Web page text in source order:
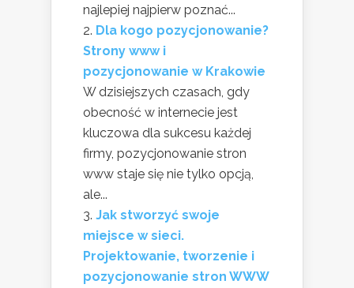
najlepiej najpierw poznać...
Dla kogo pozycjonowanie?
Strony www i
pozycjonowanie w Krakowie
W dzisiejszych czasach, gdy
obecność w internecie jest
kluczowa dla sukcesu każdej
firmy, pozycjonowanie stron
www staje się nie tylko opcją,
ale...
Jak stworzyć swoje
miejsce w sieci.
Projektowanie, tworzenie i
pozycjonowanie stron WWW